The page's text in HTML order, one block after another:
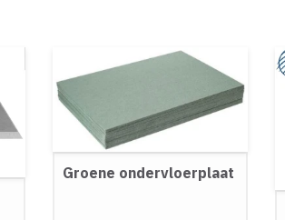
Groene ondervloerplaat